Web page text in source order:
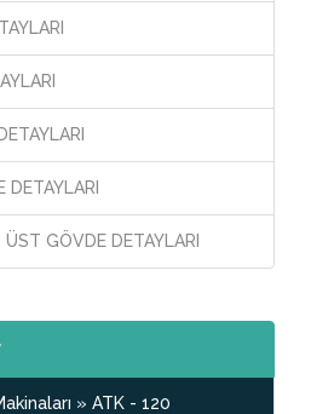
GÖVDE DETAYLARI
» ATK - 120